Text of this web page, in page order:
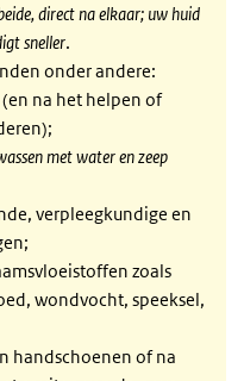
direct na elkaar; uw huid
sneller.
onder andere:
na het helpen of
met water en zeep
verpleegkundige en
zoals
wondvocht, speeksel,
handschoenen of na